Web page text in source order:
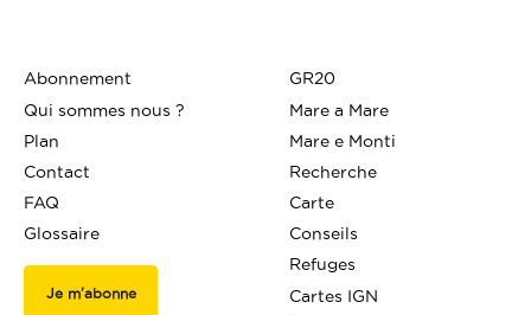
Abonnement
Qui sommes nous ?
Plan
Contact
FAQ
Glossaire
Je m'abonne
GR20
Mare a Mare
Mare e Monti
Recherche
Carte
Conseils
Refuges
Cartes IGN